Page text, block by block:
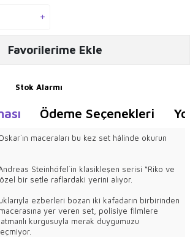
Favorilerime Ekle
Stok Alarmı
Ödeme Seçenekleri
maceraları bu kez set hâlinde okurun
Steinhöfel`in klasikleşen serisi “Riko ve
bir setle raflardaki yerini alıyor.
ezberleri bozan iki kafadarın birbirinden
yer veren set, polisiye filmlere
kurgusuyla merak duygumuzu